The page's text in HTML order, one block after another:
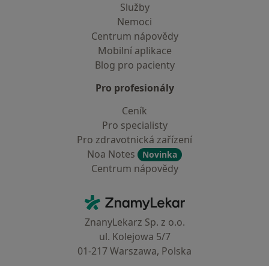
Služby
Nemoci
Centrum nápovědy
Mobilní aplikace
Blog pro pacienty
Pro profesionály
Ceník
Pro specialisty
Pro zdravotnická zařízení
Noa Notes
Novinka
Centrum nápovědy
ZnamyLekar - Hlavní stránka
ZnanyLekarz Sp. z o.o.
ul. Kolejowa 5/7
01-217 Warszawa, Polska